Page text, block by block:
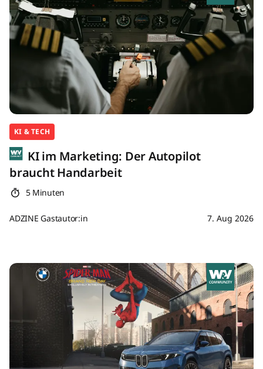
KI & TECH
KI im Marketing: Der Autopilot
braucht Handarbeit
5 Minuten
ADZINE Gastautor:in 7. Aug 2026